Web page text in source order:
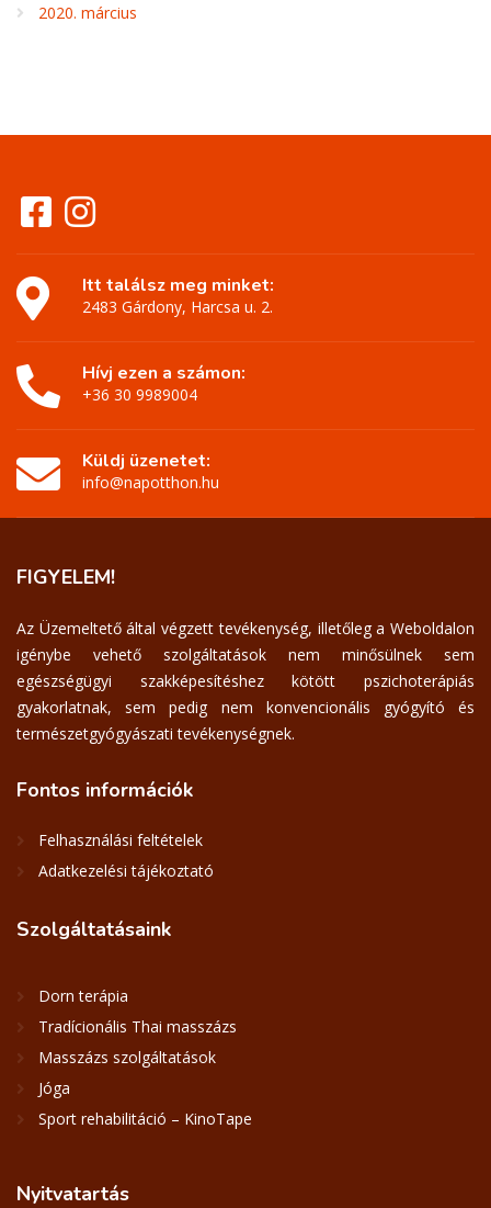
2020. március
Itt találsz meg minket:
2483 Gárdony, Harcsa u. 2.
Hívj ezen a számon:
+36 30 9989004
Küldj üzenetet:
info@napotthon.hu
FIGYELEM!
Az Üzemeltető által végzett tevékenység, illetőleg a Weboldalon
igénybe vehető szolgáltatások nem minősülnek sem
egészségügyi szakképesítéshez kötött pszichoterápiás
gyakorlatnak, sem pedig nem konvencionális gyógyító és
természetgyógyászati tevékenységnek.
Fontos információk
Felhasználási feltételek
Adatkezelési tájékoztató
Szolgáltatásaink
Dorn terápia
Tradícionális Thai masszázs
Masszázs szolgáltatások
Jóga
Sport rehabilitáció – KinoTape
Nyitvatartás